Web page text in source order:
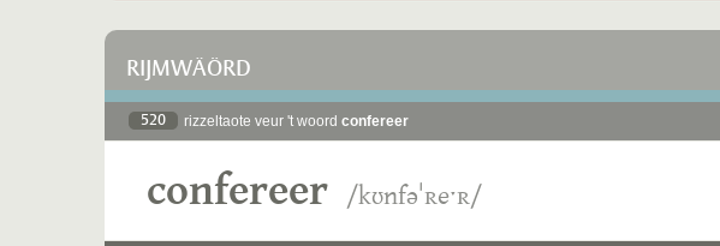
RIJMWÄÖRD
520 rizzeltaote veur 't woord confereer
confereer /kʊnfəˈʀeˑʀ/